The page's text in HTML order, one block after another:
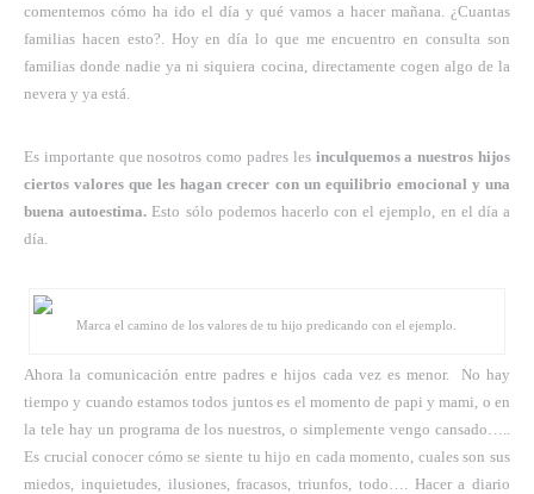
comentemos cómo ha ido el día y qué vamos a hacer mañana. ¿Cuantas
familias hacen esto?. Hoy en día lo que me encuentro en consulta son
familias donde nadie ya ni siquiera cocina, directamente cogen algo de la
nevera y ya está.
Es importante que nosotros como padres les inculquemos a nuestros hijos
ciertos valores que les hagan crecer con un equilibrio emocional y una
buena autoestima. Esto sólo podemos hacerlo con el ejemplo, en el día a
día.
Marca el camino de los valores de tu hijo predicando con el ejemplo.
Ahora la comunicación entre padres e hijos cada vez es menor. No hay
tiempo y cuando estamos todos juntos es el momento de papi y mami, o en
la tele hay un programa de los nuestros, o simplemente vengo cansado…..
Es crucial conocer cómo se siente tu hijo en cada momento, cuales son sus
miedos, inquietudes, ilusiones, fracasos, triunfos, todo…. Hacer a diario